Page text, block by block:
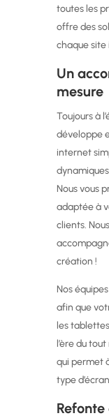
toutes les
offre des
chaque
Un
mesure
Toujours à
développe
internet
Nous vous
adaptée à
clients.
création !
Nos
afin que
les
l’ère du
qui permet
type